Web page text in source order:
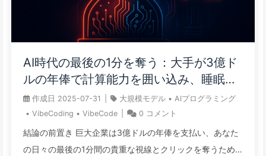
いのに、信頼は先に崩壊してしまった。 従業員はどのよう
な AI を望んでいるのか？スタンフォード大学の研究で、
究開発に値する重要な分野が示されました。 人工知能は労
働市場に革命的な変化をもたらしています。今日、従業員
は日常の仕事でますます AI に依存しており、アマゾンや
マイクロソフトなどの企業は、AI の導入を理由に解雇を行
うと発表しています。 しかし、決算発表やニュースの主流
の見解とは裏 ...
AI時代の最後の1分を奪う：大手が3億ド
ルの年俸で計算能力を囲い込み、睡眠を
奪い、あなたの余暇を搾り取って広告主
に売るデジタル帝国が、あなたの集中時
間を無情に価格設定する——ゆっくり学
ぶAI166
作成日 2025-07-31 大規模モデル • AIプログラミング
• VibeCoding • VibeCode 0 コメント
結論の前置き 巨大企業は3億ドルの年俸を支払い、あなた
の日々の最後の1分間の貴重な視線とクリックを奪うため